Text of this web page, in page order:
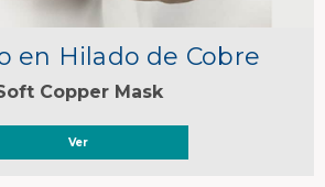
en Hilado de Cobre
Copper Mask
Ver